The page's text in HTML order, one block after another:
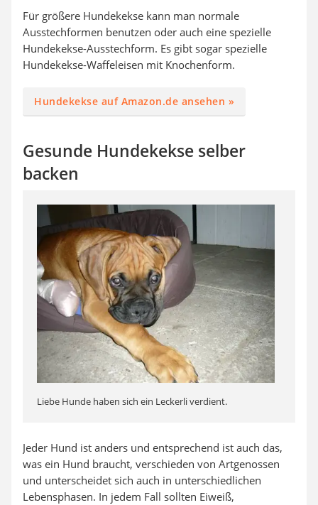
Für größere Hundekekse kann man normale
Ausstechformen benutzen oder auch eine spezielle
Hundekekse-Ausstechform. Es gibt sogar spezielle
Hundekekse-Waffeleisen mit Knochenform.
Hundekekse auf Amazon.de ansehen »
Gesunde Hundekekse selber
backen
Liebe Hunde haben sich ein Leckerli verdient.
Jeder Hund ist anders und entsprechend ist auch das,
was ein Hund braucht, verschieden von Artgenossen
und unterscheidet sich auch in unterschiedlichen
Lebensphasen. In jedem Fall sollten Eiweiß,